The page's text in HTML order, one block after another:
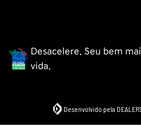
Desacelere. Seu bem
vida.
Desenvolvido pela